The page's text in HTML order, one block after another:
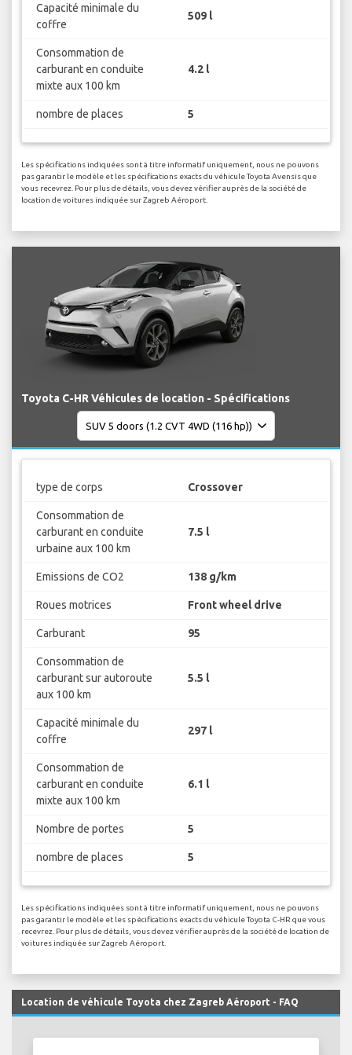
Capacité minimale du
coffre
509 l
Consommation de
carburant en conduite
mixte aux 100 km
4.2 l
nombre de places 5
Les spécifications indiquées sont à titre informatif uniquement, nous ne pouvons
pas garantir le modèle et les spécifications exacts du véhicule Toyota Avensis que
vous recevrez. Pour plus de détails, vous devez vérifier auprès de la société de
location de voitures indiquée sur Zagreb Aéroport.
Toyota C-HR Véhicules de location - Spécifications
type de corps Crossover
Consommation de
carburant en conduite
urbaine aux 100 km
7.5 l
Emissions de CO2 138 g/km
Roues motrices Front wheel drive
Carburant 95
Consommation de
carburant sur autoroute
aux 100 km
5.5 l
Capacité minimale du
coffre
297 l
Consommation de
carburant en conduite
mixte aux 100 km
6.1 l
Nombre de portes 5
nombre de places 5
Les spécifications indiquées sont à titre informatif uniquement, nous ne pouvons
pas garantir le modèle et les spécifications exacts du véhicule Toyota C-HR que vous
recevrez. Pour plus de détails, vous devez vérifier auprès de la société de location de
voitures indiquée sur Zagreb Aéroport.
Location de véhicule Toyota chez Zagreb Aéroport - FAQ